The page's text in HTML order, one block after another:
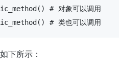
_method()
_method() # 类也可以调用
下所示：